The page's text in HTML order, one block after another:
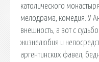
католического
мелодрама, комедия. У
внешность, а вот с
жизнелюбия и
аргентинских фавел,